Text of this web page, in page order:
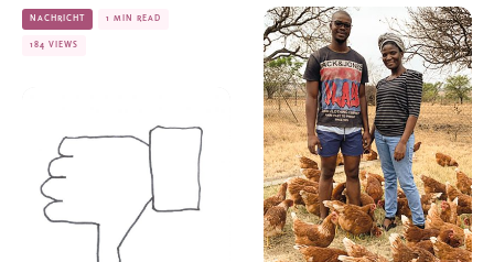
NACHRICHT 1 MIN READ
184 VIEWS